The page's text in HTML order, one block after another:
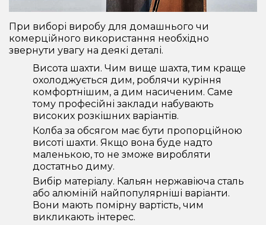
При виборі виробу для домашнього чи
комерційного використання необхідно
звернути увагу на деякі деталі.
Висота шахти. Чим вище шахта, тим краще
охолоджується дим, роблячи куріння
комфортнішим, а дим насиченим. Саме
тому професійні заклади набувають
високих розкішних варіантів.
Колба за обсягом має бути пропорційною
висоті шахти. Якщо вона буде надто
маленькою, то не зможе виробляти
достатньо диму.
Вибір матеріалу. Кальян нержавіюча сталь
або алюміній найпопулярніші варіанти.
Вони мають помірну вартість, чим
викликають інтерес.